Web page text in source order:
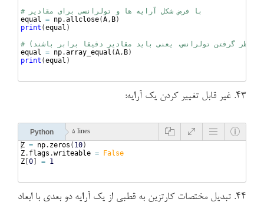
# با فرض شکل آرایه ها و تولرانسی برای مقادیر
equal = np.allclose(A, B)
print (equal )
نظر گرفتن تولرانس، یعنی باید مقادیر دقیقا برابر باشند)
equal = np.array_equal (A, B)
print (equal )
۴۳. غیر قابل تغییر کردن یک آرایه:
Python 5 lines
Z = np. zeros ( 10)
Z. flags .writeable =
False
Z 0 = 1
۴۴. تبدیل مختصات کارتزین به قطبی از یک آرایه دو بعدی با ابعاد